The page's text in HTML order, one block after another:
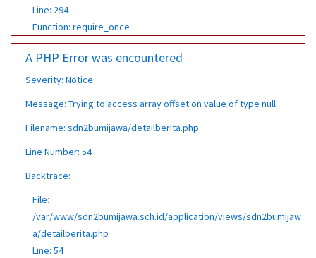
Line: 294
Function: require_once
A PHP Error was encountered
Severity: Notice
Message: Trying to access array offset on value of type null
Filename: sdn2bumijawa/detailberita.php
Line Number: 54
Backtrace:
File:
/var/www/sdn2bumijawa.sch.id/application/views/sdn2bumijaw
a/detailberita.php
Line: 54